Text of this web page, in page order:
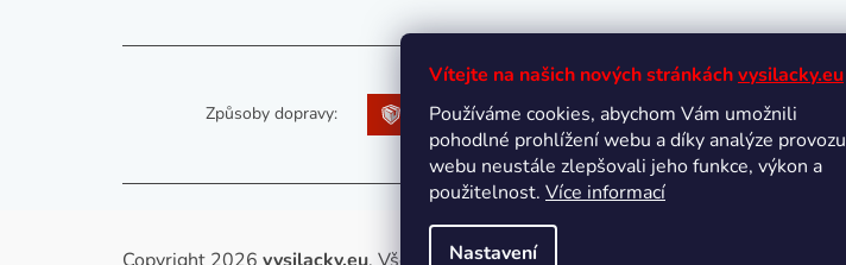
Vítejte na našich nových stránkáchvysilacky.eu
Používáme cookies, abychom Vám umožnili
pohodlné prohlížení webu a díky analýze provozu
webu neustále zlepšovali jeho funkce, výkon a
použitelnost. Více informací
Nastavení
Způsoby dopravy: